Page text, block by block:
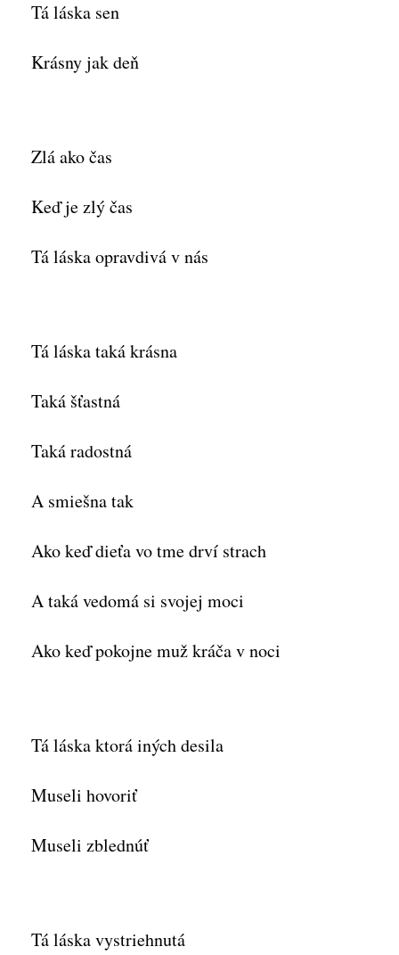
Tá láska sen
Krásny jak deň
Zlá ako čas
Keď je zlý čas
Tá láska opravdivá v nás
Tá láska taká krásna
Taká šťastná
Taká radostná
A smiešna tak
Ako keď dieťa vo tme drví strach
A taká vedomá si svojej moci
Ako keď pokojne muž kráča v noci
Tá láska ktorá iných desila
Museli hovoriť
Museli zblednúť
Tá láska vystriehnutá